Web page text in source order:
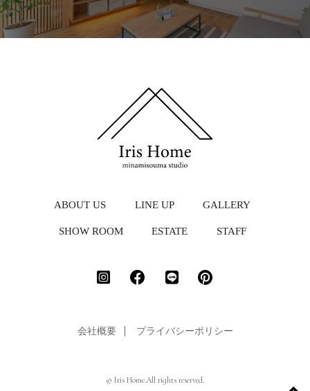
ABOUT US LINE UP GALLERY
SHOW ROOM ESTATE STAFF
会社概要 プライバシーポリシー
© Iris Home.All rights reserved.